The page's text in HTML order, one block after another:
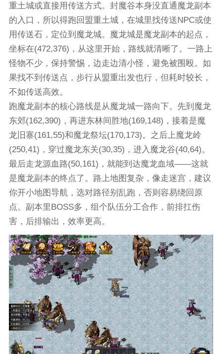
重土城或直接用传送方式。封魔谷本身没直通魔龙副本
的入口，所以得跑回盟重土城，在城里找传送NPC或使
用传送石，定位到魔龙城。魔龙城是魔龙副本的起点，
坐标在(472,376)，从这里开始，路线就清晰了。一路上
怪物不少，保持警惕，边走边清小怪，避免被围殴。如
果找不到传送点，步行从盟重出发也行，但耗时较长，
不如传送高效。
跑魔龙副本的核心路线是从魔龙城一路向下。先到魔龙
东郊(162,390)，再进东林间胜地(169,148)，接着是魔
龙旧寨(161,55)和魔龙祭坛(170,173)。之后上魔龙岭
(250,41)，穿过魔龙东关(30,35)，进入魔龙谷(40,64)。
最后走龙源血路(50,161)，就能到达魔龙血域——这就
是魔龙副本的终点了。路上地图复杂，像走迷宫，建议
你开小地图导航，选对路径别乱跑，否则容易绕回原
点。副本里BOSS多，组个队伍分工合作，前排扛伤
害，后排输出，效率更高。